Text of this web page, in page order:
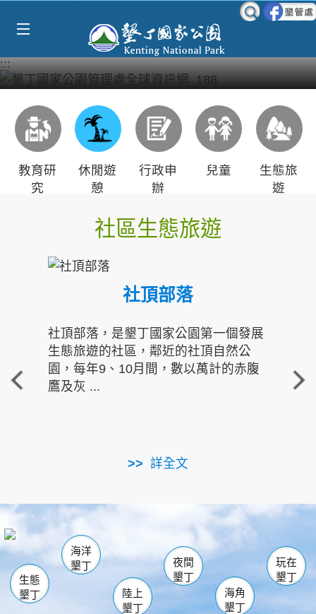
:::
教育研
究
休閒遊
憩
行政申
辦
兒童
生態旅
遊
社區生態旅遊
社頂部落
社頂部落，是墾丁國家公園第一個發展
生態旅遊的社區，鄰近的社頂自然公
園，每年9、10月間，數以萬計的赤腹
鷹及灰 ...
詳全文
重
走進
南仁湖
海生館
恆春 佳樂水
龍鑾潭自然中心 森林遊樂區
瓊麻館
關山 墾管處遊客中心
社頂公園 風吹沙
船帆石
白砂 龍磐公園
香蕉灣
砂島
鵝鑾鼻
生態
墾丁
海洋
墾丁
陸上
墾丁
夜間
墾丁
海角
墾丁
玩在
墾丁